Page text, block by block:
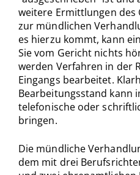
weitere Ermittlungen des
zur mündlichen
es hierzu kommt, kann
Sie vom Gericht nichts
werden Verfahren in der
Eingangs bearbeitet.
Bearbeitungsstand kann
telefonische oder
bringen.
Die mündliche
dem mit drei